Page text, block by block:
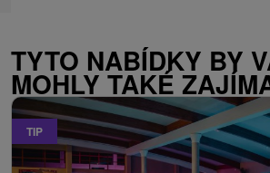
TYTO NABÍDKY BY
MOHLY TAKÉ
TIP